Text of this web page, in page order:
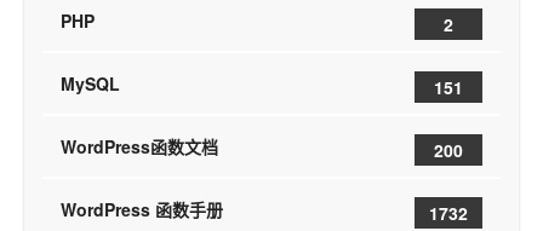
PHP 2
MySQL 151
WordPress函数文档 200
WordPress 函数手册 1732